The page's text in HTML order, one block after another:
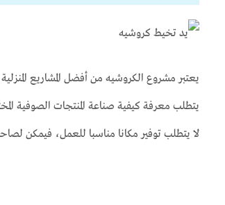
يعتبر مشروع الكروشيه من أفضل المشاريع
يتطلب معرفة كيفية صناعة المنتجات الصوفية
لا يتطلب توفير مكانا مناسبا للعمل، فيمكن